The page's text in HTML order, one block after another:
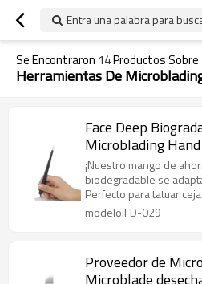
Entra una palabra para
Se Encontraron 14Productos Sobre
Herramientas De
Face Deep
Microblading
Microblading Pen
¡Nuestro mango de
biodegradable se
Perfecto para tatuar
microblading
modelo:FD-029
Proveedor de
Microblade